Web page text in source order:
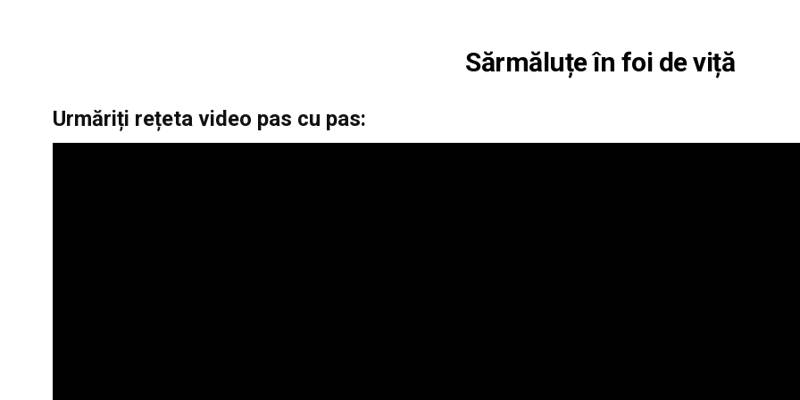
Sărmăluțe în foi de viță
Urmăriți rețeta video pas cu pas: